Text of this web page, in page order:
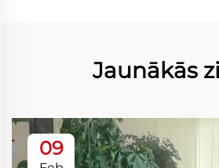
Jaunākās
09